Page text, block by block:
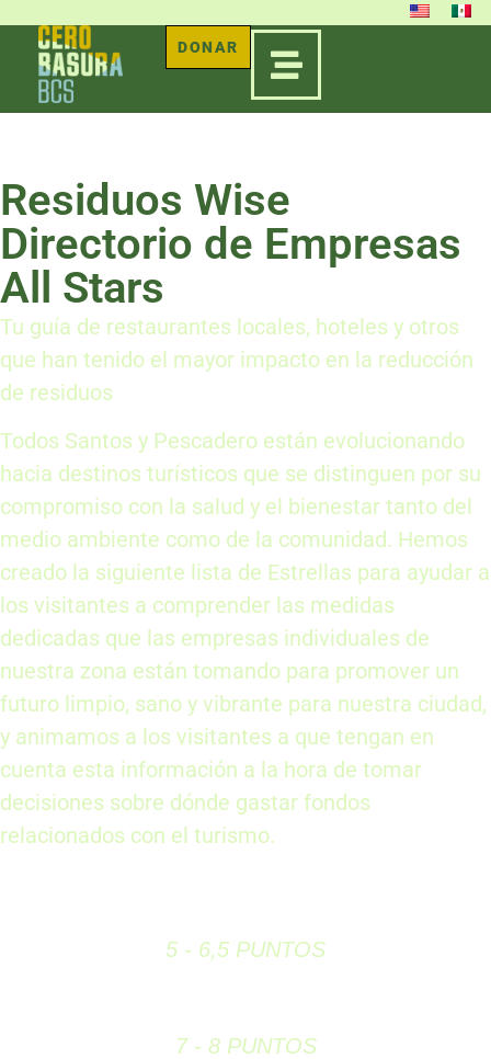
DONAR
Residuos Wise
Directorio de Empresas
All Stars
Tu guía de restaurantes locales, hoteles y otros
que han tenido el mayor impacto en la reducción
de residuos
Todos Santos y Pescadero están evolucionando
hacia destinos turísticos que se distinguen por su
compromiso con la salud y el bienestar tanto del
medio ambiente como de la comunidad. Hemos
creado la siguiente lista de Estrellas para ayudar a
los visitantes a comprender las medidas
dedicadas que las empresas individuales de
nuestra zona están tomando para promover un
futuro limpio, sano y vibrante para nuestra ciudad,
y animamos a los visitantes a que tengan en
cuenta esta información a la hora de tomar
decisiones sobre dónde gastar fondos
relacionados con el turismo.
5 - 6,5 PUNTOS
7 - 8 PUNTOS